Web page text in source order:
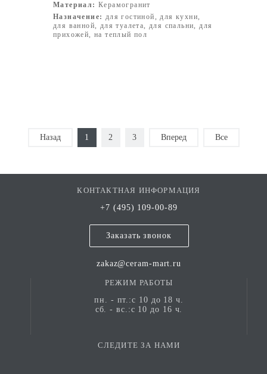
Материал: Керамогранит
Назначение: для гостиной, для кухни,
для ванной, для туалета, для спальни, для
прихожей, на теплый пол
Назад 1 2 3 Вперед Все
КОНТАКТНАЯ ИНФОРМАЦИЯ
+7 (495) 109-00-89
Заказать звонок
zakaz@ceram-mart.ru
РЕЖИМ РАБОТЫ
пн. - пт.:с 10 до 18 ч.
сб. - вс.:с 10 до 16 ч.
СЛЕДИТЕ ЗА НАМИ